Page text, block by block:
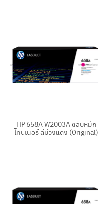
HP 658A W2003A ตลับหมึก
โทนเนอร์ สีม่วงแดง (Original)